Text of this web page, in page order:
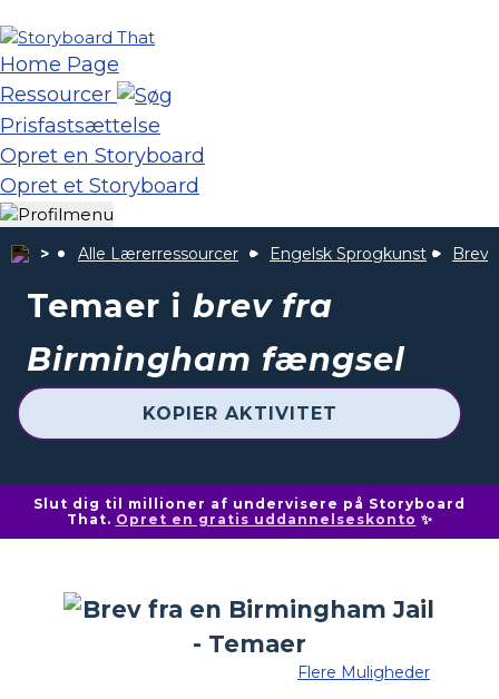
Home Page
Ressourcer
Prisfastsættelse
Opret en Storyboard
Opret et Storyboard
Alle Lærerressourcer Engelsk Sprogkunst Brev
Temaer i brev fra
Birmingham fængsel
KOPIER AKTIVITET
Slut dig til millioner af undervisere på Storyboard
That. Opret en gratis uddannelseskonto ✨
Flere Muligheder